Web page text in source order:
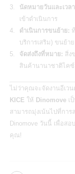
นัดหมายวันและเวล
เข้าดำเนินการ
ดำเนินการขนย้าย:
บริการเสริม) ขนย้า
จัดส่งถึงที่หมาย: สิ่ง
สินค้านานาชาติไคซ์
ไม่ว่าคุณจะจัดงานอีเว
KICE ให้ Dinomove เ
สามารถมุ่งเน้นไปที่การ
Dinomove วันนี้ เพื่อส
คุณ!